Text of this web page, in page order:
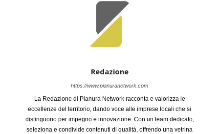
Redazione
https://www.pianuranetwork.com
La Redazione di Pianura Network racconta e valorizza le
eccellenze del territorio, dando voce alle imprese locali che si
distinguono per impegno e innovazione. Con un team dedicato,
seleziona e condivide contenuti di qualità, offrendo una vetrina